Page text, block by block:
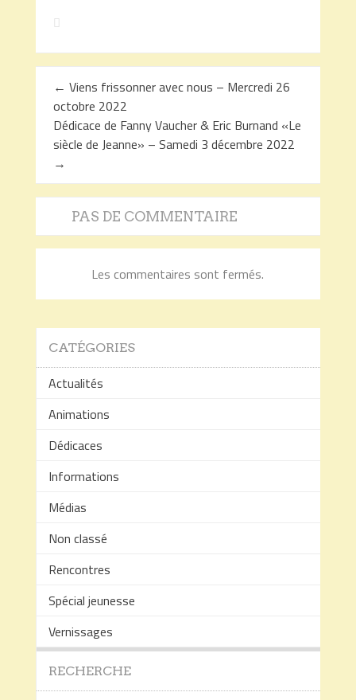
← Viens frissonner avec nous – Mercredi 26
octobre 2022
Dédicace de Fanny Vaucher & Eric Burnand «Le
siècle de Jeanne» – Samedi 3 décembre 2022
→
PAS DE COMMENTAIRE
Les commentaires sont fermés.
CATÉGORIES
Actualités
Animations
Dédicaces
Informations
Médias
Non classé
Rencontres
Spécial jeunesse
Vernissages
RECHERCHE